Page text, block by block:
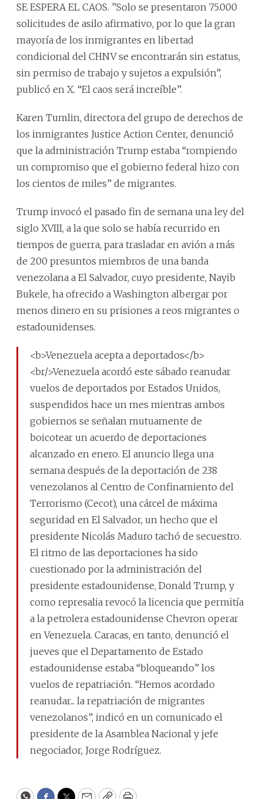
SE ESPERA EL CAOS. ”Solo se presentaron 75.000
solicitudes de asilo afirmativo, por lo que la gran
mayoría de los inmigrantes en libertad
condicional del CHNV se encontrarán sin estatus,
sin permiso de trabajo y sujetos a expulsión”,
publicó en X. “El caos será increíble”.
Karen Tumlin, directora del grupo de derechos de
los inmigrantes Justice Action Center, denunció
que la administración Trump estaba “rompiendo
un compromiso que el gobierno federal hizo con
los cientos de miles” de migrantes.
Trump invocó el pasado fin de semana una ley del
siglo XVIII, a la que solo se había recurrido en
tiempos de guerra, para trasladar en avión a más
de 200 presuntos miembros de una banda
venezolana a El Salvador, cuyo presidente, Nayib
Bukele, ha ofrecido a Washington albergar por
menos dinero en su prisiones a reos migrantes o
estadounidenses.
<b>Venezuela acepta a deportados</b>
<br/>Venezuela acordó este sábado reanudar
vuelos de deportados por Estados Unidos,
suspendidos hace un mes mientras ambos
gobiernos se señalan mutuamente de
boicotear un acuerdo de deportaciones
alcanzado en enero. El anuncio llega una
semana después de la deportación de 238
venezolanos al Centro de Confinamiento del
Terrorismo (Cecot), una cárcel de máxima
seguridad en El Salvador, un hecho que el
presidente Nicolás Maduro tachó de secuestro.
El ritmo de las deportaciones ha sido
cuestionado por la administración del
presidente estadounidense, Donald Trump, y
como represalia revocó la licencia que permitía
a la petrolera estadounidense Chevron operar
en Venezuela. Caracas, en tanto, denunció el
jueves que el Departamento de Estado
estadounidense estaba “bloqueando” los
vuelos de repatriación. “Hemos acordado
reanudar... la repatriación de migrantes
venezolanos”, indicó en un comunicado el
presidente de la Asamblea Nacional y jefe
negociador, Jorge Rodríguez.